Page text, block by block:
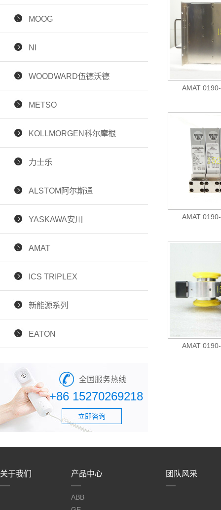
MOOG
NI
WOODWARD伍德沃德
METSO
KOLLMORGEN科尔摩根
力士乐
ALSTOM阿尔斯通
YASKAWA安川
AMAT
ICS TRIPLEX
新能源系列
EATON
全国服务热线
+86 15270269218
立即咨询
AMAT
AMAT
AMAT
关于我们 产品中心
ABB
团队风采